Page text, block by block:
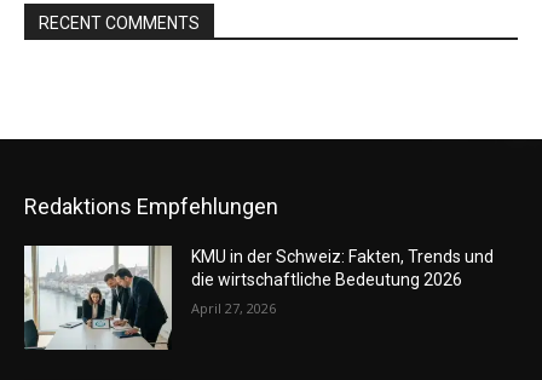
RECENT COMMENTS
Redaktions Empfehlungen
KMU in der Schweiz: Fakten, Trends und
die wirtschaftliche Bedeutung 2026
April 27, 2026